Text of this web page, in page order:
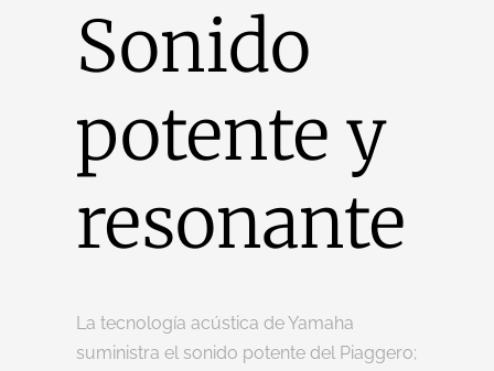
Sonido
potente y
resonante
La tecnología acústica de Yamaha
suministra el sonido potente del Piaggero;